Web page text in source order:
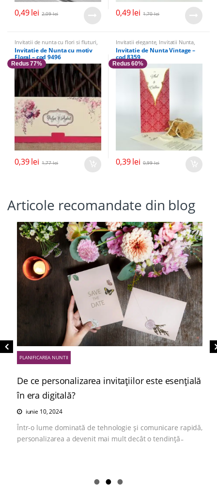
0,49lei 2,09lei 0,49lei 1,70lei
Invitatii de nunta cu flori si fluturi
Invitatii Nunta,Invitatii elegante
Invitatie de Nunta cu motiv
Floral – cod 9496
Redus 77%
0,39lei 1,77lei
Invitatii elegante, Invitatii Nunta
Invitatii vintage
Invitatie de Nunta Vintage –
cod 8359
Redus 60%
0,39lei 0,99lei
Articole recomandate din blog
PLANIFICAREA NUNTII
De ce personalizarea invitațiilor este esențială
în era digitală?
iunie 10, 2024
Într-o lume dominată de tehnologie și comunicare rapidă,
personalizarea a devenit mai mult decât o tendință ̵